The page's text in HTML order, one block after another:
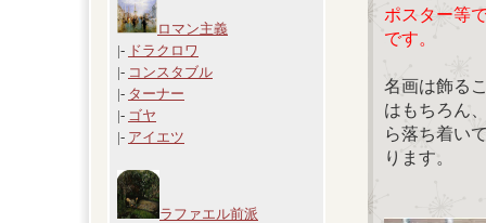
ロマン主義
|- ドラクロワ
|- コンスタブル
|- ターナー
|- ゴヤ
|- アイエツ
ラファエル前派
ポスター等
です。
名画は飾る
はもちろん
ら落ち着い
ります。